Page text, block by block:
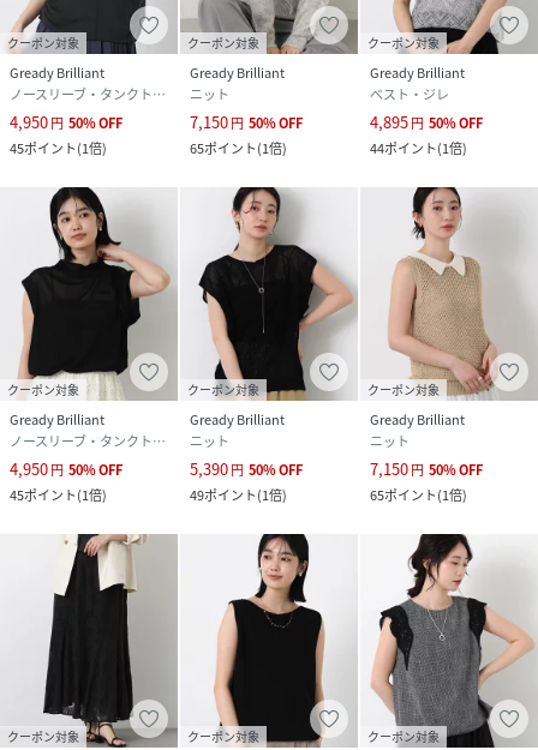
原産国 中国
素材
ポリエステル80%
コットン20%
クリーニング 手洗い可
品番
RX3241_SE1099427005
SE1099427005-068-FRE RX3241
クーポン対象
Gready Brilliant
ノースリーブ・タンクトップ
4,950円 50%OFF
45ポイント(1倍)
クーポン対象
Gready Brilliant
ニット
7,150円 50%OFF
65ポイント(1倍)
クーポン対象
Gready Brilliant
ベスト・ジレ
4,895円 50%OFF
44ポイント(1倍)
クーポン対象
Gready Brilliant
ノースリーブ・タンクトップ
4,950円 50%OFF
45ポイント(1倍)
クーポン対象
Gready Brilliant
ニット
5,390円 50%OFF
49ポイント(1倍)
クーポン対象
Gready Brilliant
ニット
7,150円 50%OFF
65ポイント(1倍)
クーポン対象 クーポン対象 クーポン対象